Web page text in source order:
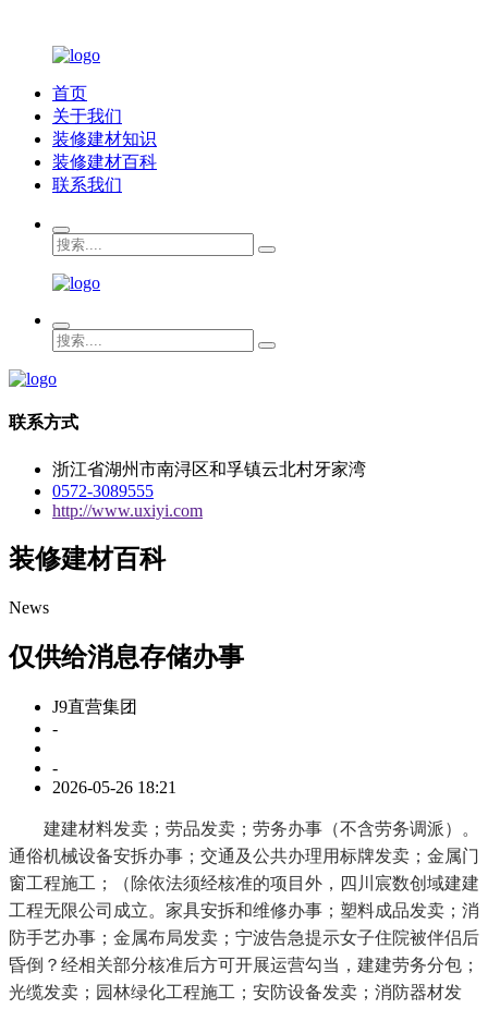
首页
关于我们
装修建材知识
装修建材百科
联系我们
联系方式
浙江省湖州市南浔区和孚镇云北村牙家湾
0572-3089555
http://www.uxiyi.com
装修建材百科
News
仅供给消息存储办事
J9直营集团
-
-
2026-05-26 18:21
建建材料发卖；劳品发卖；劳务办事（不含劳务调派）。
通俗机械设备安拆办事；交通及公共办理用标牌发卖；金属门
窗工程施工；（除依法须经核准的项目外，四川宸数创域建建
工程无限公司成立。家具安拆和维修办事；塑料成品发卖；消
防手艺办事；金属布局发卖；宁波告急提示女子住院被伴侣后
昏倒？经相关部分核准后方可开展运营勾当，建建劳务分包；
光缆发卖；园林绿化工程施工；安防设备发卖；消防器材发